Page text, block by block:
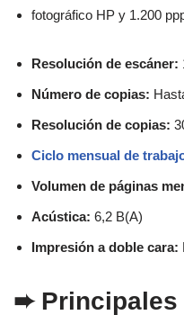
fotográfico HP y 1.200
Resolución de escáner:
Número de copias:
Resolución de copias:
Ciclo mensual de
Volumen de páginas
Acústica: 6,2 B(A)
Impresión a doble cara:
➨